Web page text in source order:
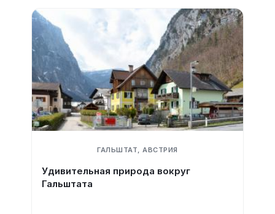
ГАЛЬШТАТ, АВСТРИЯ
Удивительная природа вокруг
Гальштата